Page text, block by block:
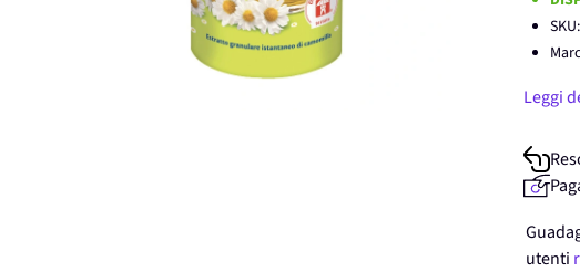
SKU:
Leggi
utenti